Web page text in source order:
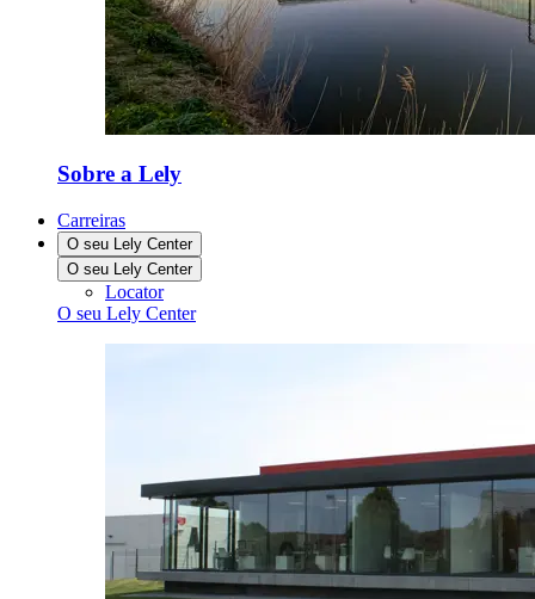
Sobre a Lely
Carreiras
O seu Lely Center
O seu Lely Center
Locator
O seu Lely Center